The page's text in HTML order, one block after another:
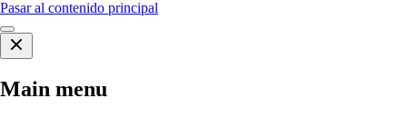
Pasar al contenido principal
Main menu